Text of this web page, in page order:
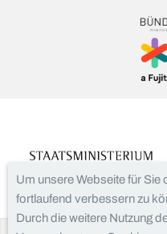
Um unsere Webseite für Sie
fortlaufend verbessern zu
Durch die weitere Nutzung